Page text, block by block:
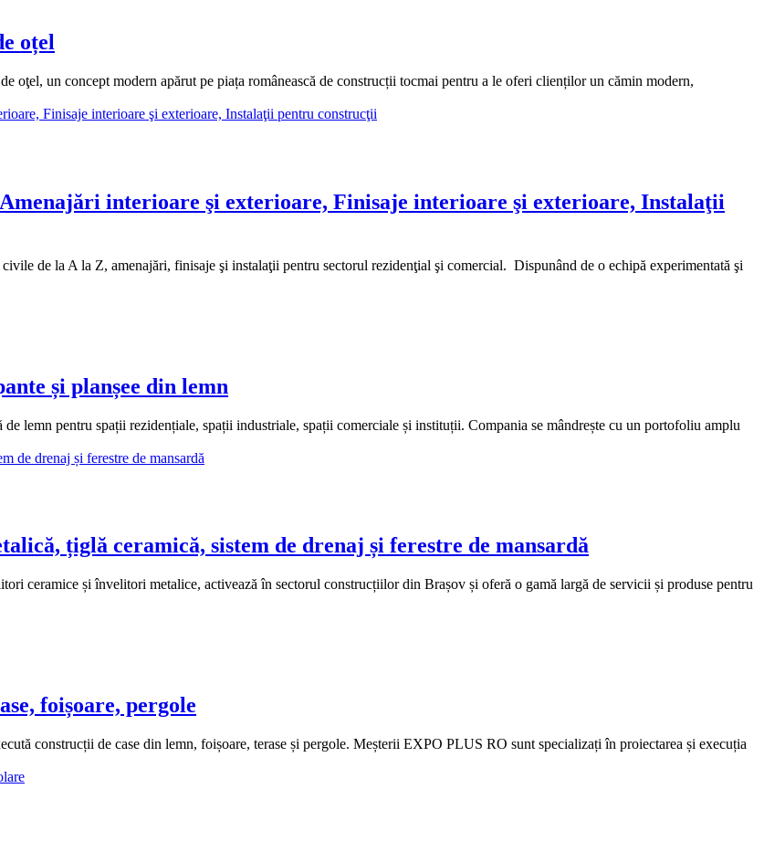
oțel
oţel, un concept modern apărut pe piața românească de construcții tocmai pentru a le oferi clienților un cămin modern,
interioare şi exterioare, Finisaje interioare şi exterioare, Instalaţii
de la A la Z, amenajări, finisaje şi instalaţii pentru sectorul rezidenţial şi comercial. Dispunând de o echipă experimentată şi
și planșee din lemn
lemn pentru spații rezidențiale, spații industriale, spații comerciale și instituții. Compania se mândrește cu un portofoliu amplu
țiglă ceramică, sistem de drenaj și ferestre de mansardă
și învelitori metalice, activează în sectorul construcțiilor din Brașov și oferă o gamă largă de servicii și produse pentru
foișoare, pergole
construcții de case din lemn, foișoare, terase și pergole. Meșterii EXPO PLUS RO sunt specializați în proiectarea și execuția